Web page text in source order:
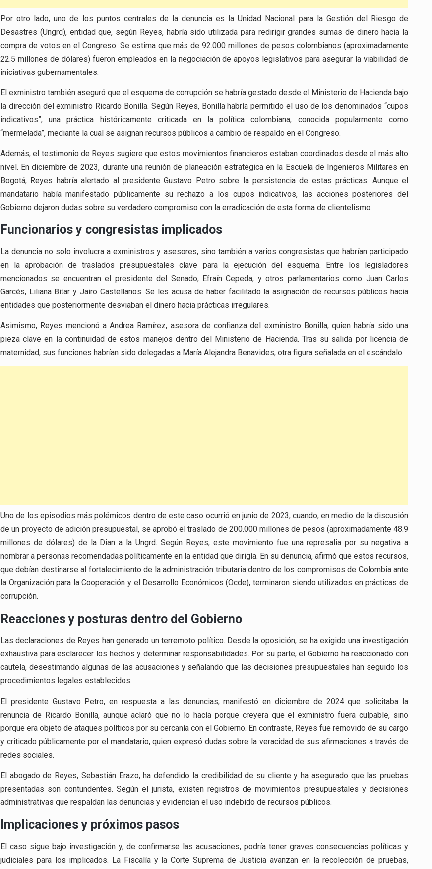
Por otro lado, uno de los puntos centrales de la denuncia es la Unidad Nacional para la Gestión del Riesgo de
Desastres (Ungrd), entidad que, según Reyes, habría sido utilizada para redirigir grandes sumas de dinero hacia la
compra de votos en el Congreso. Se estima que más de 92.000 millones de pesos colombianos (aproximadamente
22.5 millones de dólares) fueron empleados en la negociación de apoyos legislativos para asegurar la viabilidad de
iniciativas gubernamentales.
El exministro también aseguró que el esquema de corrupción se habría gestado desde el Ministerio de Hacienda bajo
la dirección del exministro Ricardo Bonilla. Según Reyes, Bonilla habría permitido el uso de los denominados “cupos
indicativos”, una práctica históricamente criticada en la política colombiana, conocida popularmente como
“mermelada”, mediante la cual se asignan recursos públicos a cambio de respaldo en el Congreso.
Además, el testimonio de Reyes sugiere que estos movimientos financieros estaban coordinados desde el más alto
nivel. En diciembre de 2023, durante una reunión de planeación estratégica en la Escuela de Ingenieros Militares en
Bogotá, Reyes habría alertado al presidente Gustavo Petro sobre la persistencia de estas prácticas. Aunque el
mandatario había manifestado públicamente su rechazo a los cupos indicativos, las acciones posteriores del
Gobierno dejaron dudas sobre su verdadero compromiso con la erradicación de esta forma de clientelismo.
Funcionarios y congresistas implicados
La denuncia no solo involucra a exministros y asesores, sino también a varios congresistas que habrían participado
en la aprobación de traslados presupuestales clave para la ejecución del esquema. Entre los legisladores
mencionados se encuentran el presidente del Senado, Efraín Cepeda, y otros parlamentarios como Juan Carlos
Garcés, Liliana Bitar y Jairo Castellanos. Se les acusa de haber facilitado la asignación de recursos públicos hacia
entidades que posteriormente desviaban el dinero hacia prácticas irregulares.
Asimismo, Reyes mencionó a Andrea Ramírez, asesora de confianza del exministro Bonilla, quien habría sido una
pieza clave en la continuidad de estos manejos dentro del Ministerio de Hacienda. Tras su salida por licencia de
maternidad, sus funciones habrían sido delegadas a María Alejandra Benavides, otra figura señalada en el escándalo.
Uno de los episodios más polémicos dentro de este caso ocurrió en junio de 2023, cuando, en medio de la discusión
de un proyecto de adición presupuestal, se aprobó el traslado de 200.000 millones de pesos (aproximadamente 48.9
millones de dólares) de la Dian a la Ungrd. Según Reyes, este movimiento fue una represalia por su negativa a
nombrar a personas recomendadas políticamente en la entidad que dirigía. En su denuncia, afirmó que estos recursos,
que debían destinarse al fortalecimiento de la administración tributaria dentro de los compromisos de Colombia ante
la Organización para la Cooperación y el Desarrollo Económicos (Ocde), terminaron siendo utilizados en prácticas de
corrupción.
Reacciones y posturas dentro del Gobierno
Las declaraciones de Reyes han generado un terremoto político. Desde la oposición, se ha exigido una investigación
exhaustiva para esclarecer los hechos y determinar responsabilidades. Por su parte, el Gobierno ha reaccionado con
cautela, desestimando algunas de las acusaciones y señalando que las decisiones presupuestales han seguido los
procedimientos legales establecidos.
El presidente Gustavo Petro, en respuesta a las denuncias, manifestó en diciembre de 2024 que solicitaba la
renuncia de Ricardo Bonilla, aunque aclaró que no lo hacía porque creyera que el exministro fuera culpable, sino
porque era objeto de ataques políticos por su cercanía con el Gobierno. En contraste, Reyes fue removido de su cargo
y criticado públicamente por el mandatario, quien expresó dudas sobre la veracidad de sus afirmaciones a través de
redes sociales.
El abogado de Reyes, Sebastián Erazo, ha defendido la credibilidad de su cliente y ha asegurado que las pruebas
presentadas son contundentes. Según el jurista, existen registros de movimientos presupuestales y decisiones
administrativas que respaldan las denuncias y evidencian el uso indebido de recursos públicos.
Implicaciones y próximos pasos
El caso sigue bajo investigación y, de confirmarse las acusaciones, podría tener graves consecuencias políticas y
judiciales para los implicados. La Fiscalía y la Corte Suprema de Justicia avanzan en la recolección de pruebas,